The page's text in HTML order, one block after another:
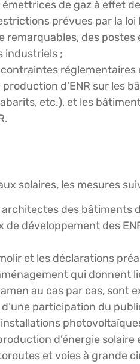
de gaz à effet
prévues par la
remarquables, des
industriels ;
contraintes
production d’ENR sur les
etc.), et les
solaires, les mesures
des bâtiments
développement des
et les déclarations
qui donnent
au cas par cas, sont
participation du
d’énergie
et voies à grande